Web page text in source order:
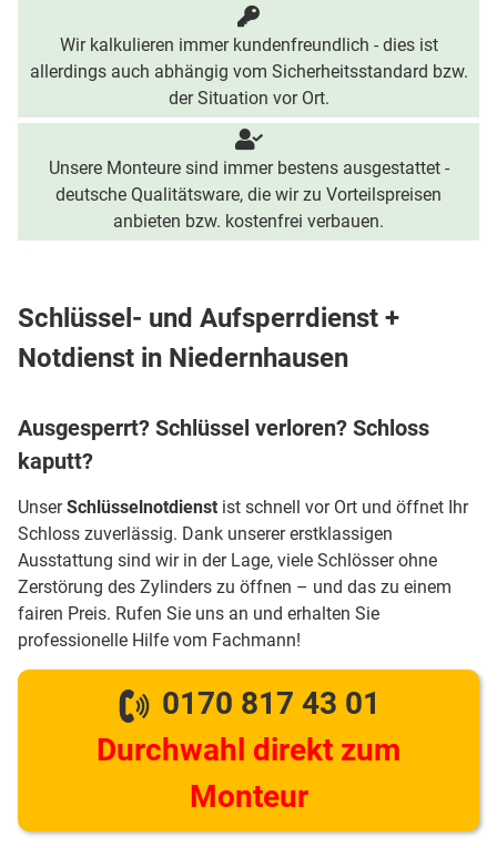
Wir kalkulieren immer kundenfreundlich - dies ist
allerdings auch abhängig vom Sicherheitsstandard bzw.
der Situation vor Ort.
Unsere Monteure sind immer bestens ausgestattet -
deutsche Qualitätsware, die wir zu Vorteilspreisen
anbieten bzw. kostenfrei verbauen.
Schlüssel- und Aufsperrdienst +
Notdienst in Niedernhausen
Ausgesperrt? Schlüssel verloren? Schloss
kaputt?
UnserSchlüsselnotdienst ist schnell vor Ort und öffnet Ihr
Schloss zuverlässig. Dank unserer erstklassigen
Ausstattung sind wir in der Lage, viele Schlösser ohne
Zerstörung des Zylinders zu öffnen – und das zu einem
fairen Preis. Rufen Sie uns an und erhalten Sie
professionelle Hilfe vom Fachmann!
0170 817 43 01
Durchwahl direkt zum
Monteur